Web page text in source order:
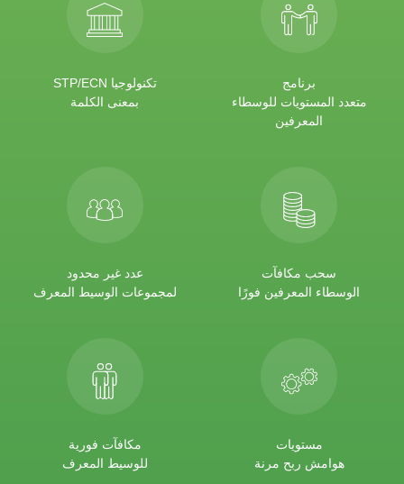
برنامج
متعدد المستويات للوسطاء
المعرفين
تكنولوجيا STP/ECN
بمعنى الكلمة
سحب مكافآت
الوسطاء المعرفين فورًا
عدد غير محدود
لمجموعات الوسيط المعرف
مستويات
هوامش ربح مرنة
مكافآت فورية
للوسيط المعرف